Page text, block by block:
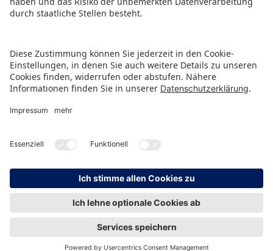
PRESSEMITTEILUNG ALS PDF HERUNTERLADEN
© Spielwarenmesse eG, Herderstraße 7, 90427 Nürnberg
HINWEISGEBERSCHUTZ IMPRESSUM
DATENSCHUTZ
KONTAKT